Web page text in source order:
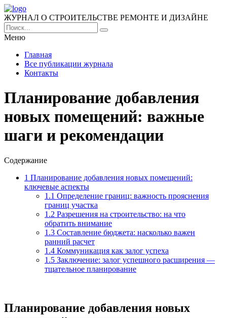
ЖУРНАЛ О СТРОИТЕЛЬСТВЕ РЕМОНТЕ И ДИЗАЙНЕ
Меню
Главная
Все публикации журнала
Контакты
Планирование добавления
новых помещений: важные
шаги и рекомендации
Содержание
1 Планирование добавления новых помещений:
ключевые аспекты
1.1 Определение границ: важность прояснения
границ участка
1.2 Разрешения на строительство: на что
обратить внимание
1.3 Составление бюджета: насколько важен
ранний расчет
1.4 Коммуникация как залог успеха
1.5 Заключение: залог успешного расширения —
тщательное планирование
Планирование добавления новых